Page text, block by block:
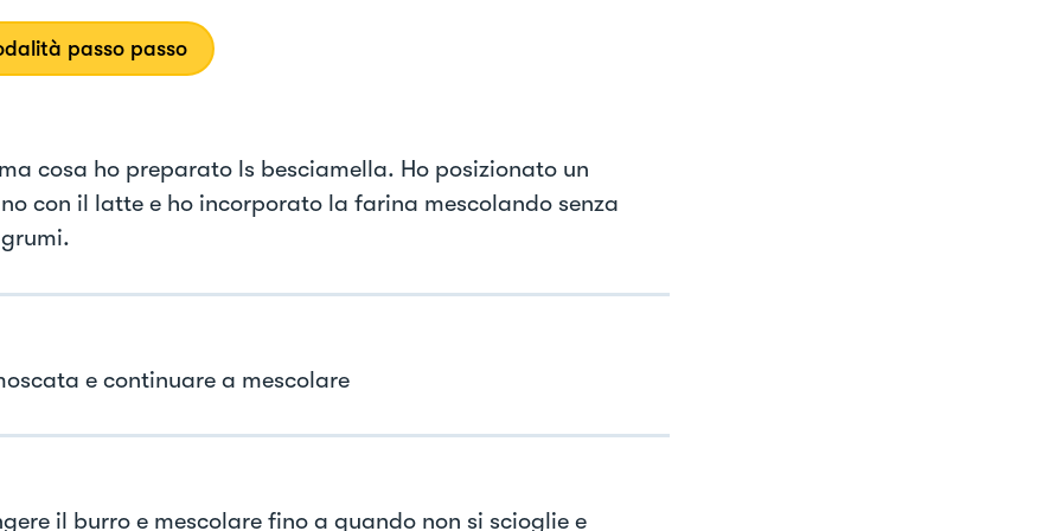
passo passo
cosa ho preparato ls besciamella. Ho posizionato un
con il latte e ho incorporato la farina mescolando senza
e continuare a mescolare
il burro e mescolare fino a quando non si scioglie e